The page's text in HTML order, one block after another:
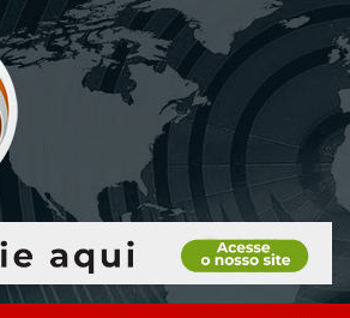
a notícias para você!